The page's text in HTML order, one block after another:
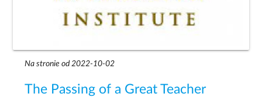
Na stronie od 2022-10-02
The Passing of a Great Teacher